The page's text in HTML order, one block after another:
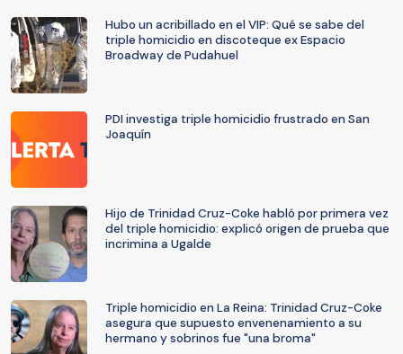
Hubo un acribillado en el VIP: Qué se sabe del
triple homicidio en discoteque ex Espacio
Broadway de Pudahuel
PDI investiga triple homicidio frustrado en San
Joaquín
Hijo de Trinidad Cruz-Coke habló por primera vez
del triple homicidio: explicó origen de prueba que
incrimina a Ugalde
Triple homicidio en La Reina: Trinidad Cruz-Coke
asegura que supuesto envenenamiento a su
hermano y sobrinos fue "una broma"